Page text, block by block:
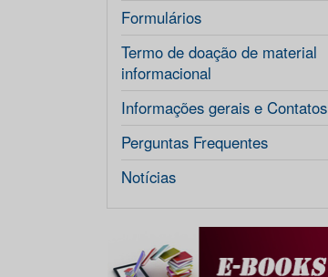
Formulários
Termo de doação de material
informacional
Informações gerais e Contatos
Perguntas Frequentes
Notícias